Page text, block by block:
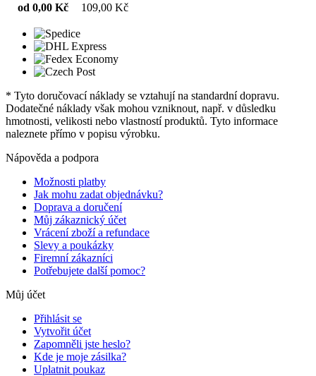
od 0,00 Kč
109,00 Kč
* Tyto doručovací náklady se vztahují na standardní dopravu.
Dodatečné náklady však mohou vzniknout, např. v důsledku
hmotnosti, velikosti nebo vlastností produktů. Tyto informace
naleznete přímo v popisu výrobku.
Nápověda a podpora
Možnosti platby
Jak mohu zadat objednávku?
Doprava a doručení
Můj zákaznický účet
Vrácení zboží a refundace
Slevy a poukázky
Firemní zákazníci
Potřebujete další pomoc?
Můj účet
Přihlásit se
Vytvořit účet
Zapomněli jste heslo?
Kde je moje zásilka?
Uplatnit poukaz